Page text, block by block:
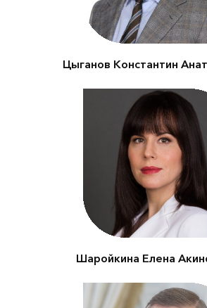
Цыганов Константин
Председатель
Общественной Палаты
по экологии и
развитию
Шаройкина Елена